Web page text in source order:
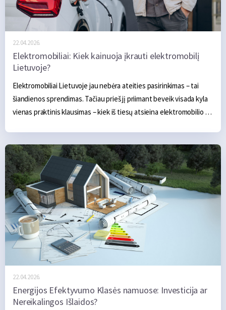
22.04.2026.
Elektromobiliai: Kiek kainuoja įkrauti elektromobilį
Lietuvoje?
Elektromobiliai Lietuvoje jau nebėra ateities pasirinkimas – tai
šiandienos sprendimas. Tačiau prieš jį priimant beveik visada kyla
vienas praktinis klausimas – kiek iš tiesų atsieina elektromobilio
šaltinį, todėl jų eksploatacijos kaštai dažnai yra mažesni nei
tradicinių automobilių.
22.04.2026.
Energijos Efektyvumo Klasės namuose: Investicija ar
Nereikalingos Išlaidos?